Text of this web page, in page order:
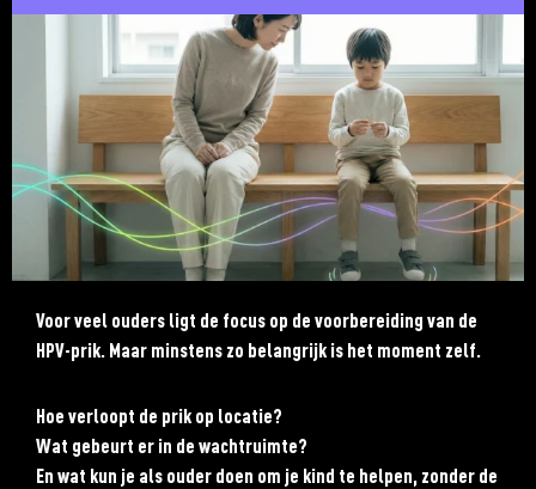
Voor veel ouders ligt de focus op de voorbereiding van de
HPV-prik. Maar minstens zo belangrijk is het moment zelf.
Hoe verloopt de prik op locatie?
Wat gebeurt er in de wachtruimte?
En wat kun je als ouder doen om je kind te helpen, zonder de